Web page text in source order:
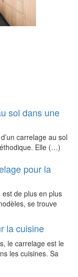
sol dans une
carrelage au sol
Elle (…)
pour la
de plus en plus
se trouve
la cuisine
le carrelage est le
les cuisines. Sa